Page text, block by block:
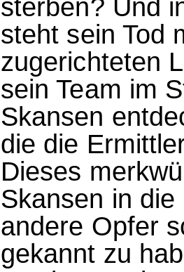
sterben? Und
steht sein Tod
zugerichteten
sein Team im
Skansen
die die
Dieses
Skansen in
andere Opfer
gekannt zu